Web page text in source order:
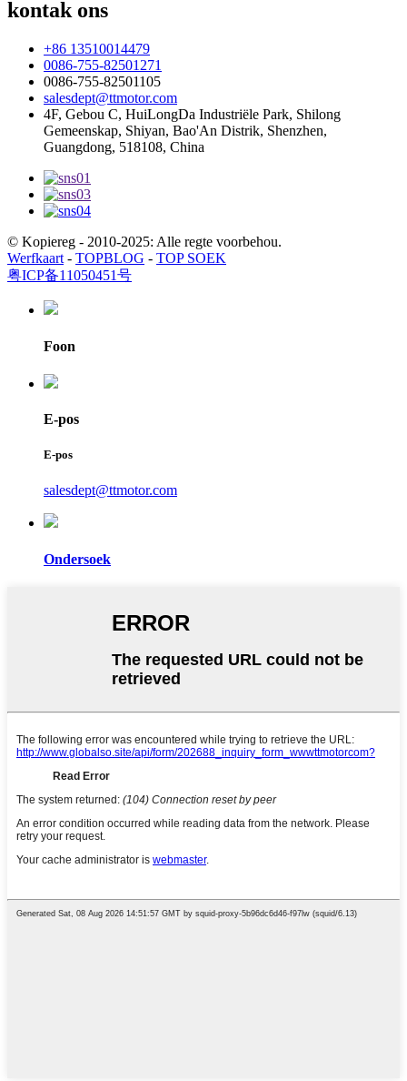
kontak ons
+86 13510014479
0086-755-82501271
0086-755-82501105
salesdept@ttmotor.com
4F, Gebou C, HuiLongDa Industriële Park, Shilong
Gemeenskap, Shiyan, Bao'An Distrik, Shenzhen,
Guangdong, 518108, China
© Kopiereg - 2010-2025: Alle regte voorbehou.
Werfkaart - TOPBLOG - TOP SOEK
粤ICP备11050451号
Foon
E-pos
E-pos
salesdept@ttmotor.com
Ondersoek